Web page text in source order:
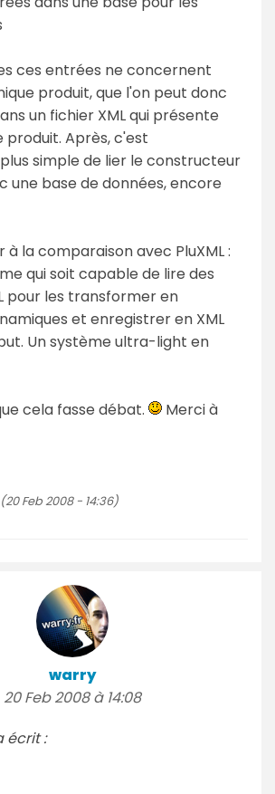
ces entrées ne concernent
produit, que l'on peut donc
un fichier XML qui présente
produit. Après, c'est
simple de lier le constructeur
une base de données, encore
à la comparaison avec PluXML :
qui soit capable de lire des
pour les transformer en
et enregistrer en XML
Un système ultra-light en
cela fasse débat.
Merci à
Feb 2008 - 14:36)
warry
20 Feb 2008 à 14:08
écrit :